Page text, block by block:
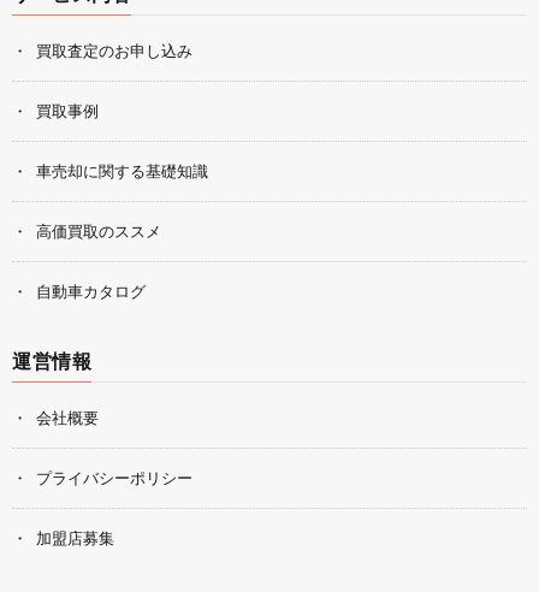
買取査定のお申し込み
買取事例
車売却に関する基礎知識
高価買取のススメ
自動車カタログ
運営情報
会社概要
プライバシーポリシー
加盟店募集